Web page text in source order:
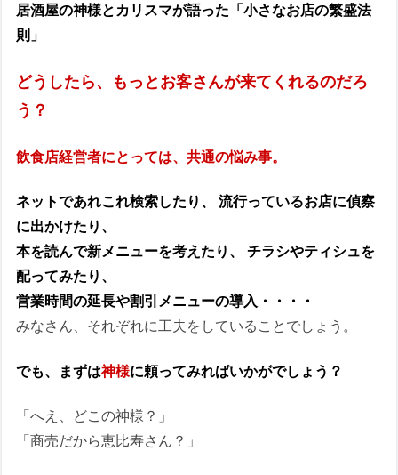
居酒屋の神様とカリスマが語った「小さなお店の繁盛法
則」
どうしたら、もっとお客さんが来てくれるのだろ
う？
飲食店経営者にとっては、共通の悩み事。
ネットであれこれ検索したり、 流行っているお店に偵察
に出かけたり、
本を読んで新メニューを考えたり、 チラシやティシュを
配ってみたり、
営業時間の延長や割引メニューの導入・・・・
みなさん、それぞれに工夫をしていることでしょう。
でも、まずは神様に頼ってみればいかがでしょう？
「へえ、どこの神様？」
「商売だから恵比寿さん？」